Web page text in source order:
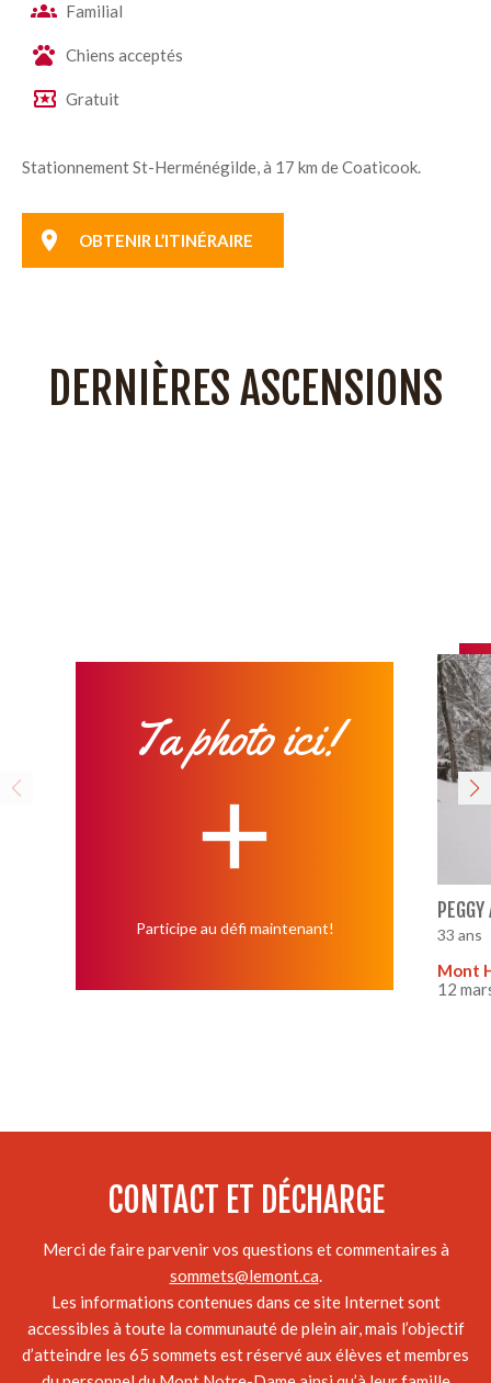
Familial
Chiens acceptés
Gratuit
Stationnement St-Herménégilde, à 17 km de Coaticook.
OBTENIR L’ITINÉRAIRE
DERNIÈRES ASCENSIONS
Ta photo ici!
Participe au défi maintenant! 33 ans
Mont
12
CONTACT ET DÉCHARGE
Merci de faire parvenir vos questions et commentaires à
sommets@lemont.ca.
Les informations contenues dans ce site Internet sont
accessibles à toute la communauté de plein air, mais l’objectif
d’atteindre les 65 sommets est réservé aux élèves et membres